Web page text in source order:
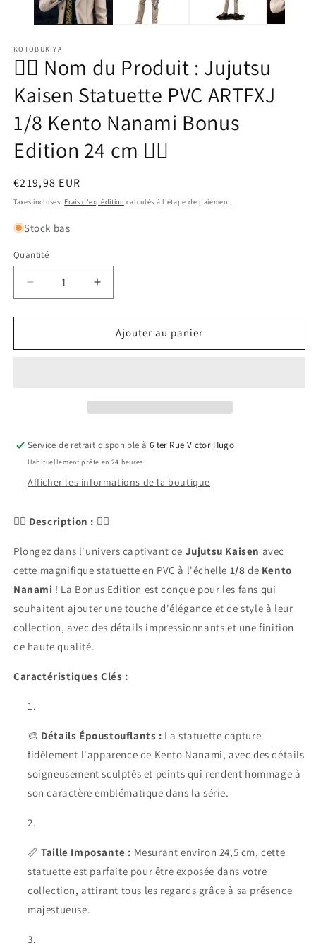
modale
KOTOBUKIYA
🧙‍♂️ Nom du Produit : Jujutsu
Kaisen Statuette PVC ARTFXJ
1/8 Kento Nanami Bonus
Edition 24 cm 🧙‍♂️
Prix
habituel
€219,98 EUR
Taxes incluses. Frais d'expédition calculés à l'étape de paiement.
Stock bas
Quantité
Réduire
la
quantité
🧙‍♂️
Kaisen
Statuette
PVC
ARTFXJ
Nanami
Edition
24
cm
🧙‍♂️
Augmenter
la
quantité
🧙‍♂️
Kaisen
Statuette
PVC
ARTFXJ
Nanami
Edition
24
cm
🧙‍♂️
Ajouter au panier
Service de retrait disponible à 6 ter Rue Victor Hugo
Habituellement prête en 24 heures
Afficher les informations de la boutique
🧙‍♂️ Description : 🧙‍♂️
Plongez dans l'univers captivant de Jujutsu Kaisen avec
cette magnifique statuette en PVC à l'échelle 1/8 de Kento
Nanami ! La Bonus Edition est conçue pour les fans qui
souhaitent ajouter une touche d'élégance et de style à leur
collection, avec des détails impressionnants et une finition
de haute qualité.
Caractéristiques Clés :
🎨 Détails Époustouflants : La statuette capture
fidèlement l'apparence de Kento Nanami, avec des détails
soigneusement sculptés et peints qui rendent hommage à
son caractère emblématique dans la série.
📏Taille Imposante : Mesurant environ 24,5 cm, cette
statuette est parfaite pour être exposée dans votre
collection, attirant tous les regards grâce à sa présence
majestueuse.